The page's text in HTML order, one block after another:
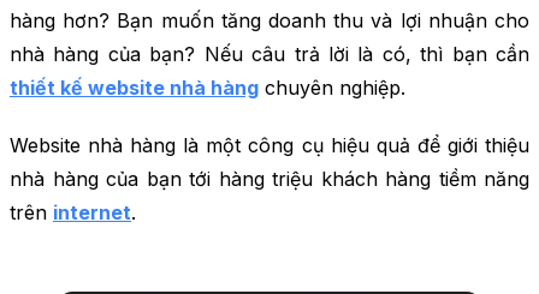
hàng hơn? Bạn muốn tăng doanh thu và lợi nhuận cho
nhà hàng của bạn? Nếu câu trả lời là có, thì bạn cần
thiết kế website nhà hàng chuyên nghiệp.
Website nhà hàng là một công cụ hiệu quả để giới thiệu
nhà hàng của bạn tới hàng triệu khách hàng tiềm năng
trên internet.